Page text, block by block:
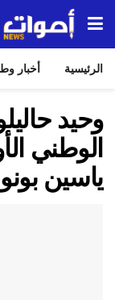
الرئيسية أخبار
وحيد
الوطني
ياسين بونو